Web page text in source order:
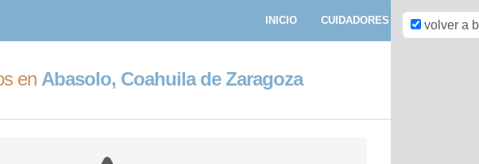
INICIO CUIDADORES
en Abasolo, Coahuila de Zaragoza
volver a